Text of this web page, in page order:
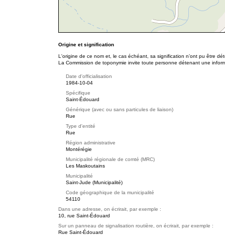
Origine et signification
L'origine de ce nom et, le cas échéant, sa signification n’ont pu être
La Commission de toponymie invite toute personne détenant une
Date d'officialisation
1984-10-04
Spécifique
Saint-Édouard
Générique (avec ou sans particules de liaison)
Rue
Type d'entité
Rue
Région administrative
Montérégie
Municipalité régionale de comté (MRC)
Les Maskoutains
Municipalité
Saint-Jude (Municipalité)
Code géographique de la municipalité
54110
Dans une adresse, on écrirait, par exemple :
10, rue Saint-Édouard
Sur un panneau de signalisation routière, on écrirait, par exemple :
Rue Saint-Édouard